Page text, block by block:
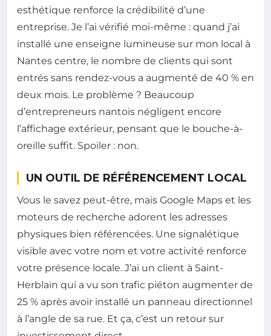
esthétique renforce la crédibilité d’une
entreprise. Je l’ai vérifié moi-même : quand j’ai
installé une enseigne lumineuse sur mon local à
Nantes centre, le nombre de clients qui sont
entrés sans rendez-vous a augmenté de 40 % en
deux mois. Le problème ? Beaucoup
d’entrepreneurs nantois négligent encore
l’affichage extérieur, pensant que le bouche-à-
oreille suffit. Spoiler : non.
UN OUTIL DE RÉFÉRENCEMENT LOCAL
Vous le savez peut-être, mais Google Maps et les
moteurs de recherche adorent les adresses
physiques bien référencées. Une signalétique
visible avec votre nom et votre activité renforce
votre présence locale. J’ai un client à Saint-
Herblain qui a vu son trafic piéton augmenter de
25 % après avoir installé un panneau directionnel
à l’angle de sa rue. Et ça, c’est un retour sur